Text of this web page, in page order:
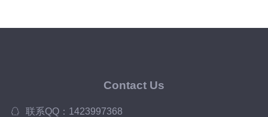
Contact Us
联系QQ：1423997368